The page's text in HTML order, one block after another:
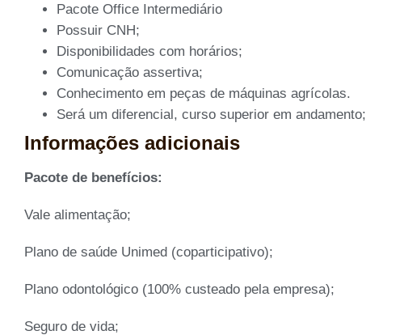
Pacote Office Intermediário
Possuir CNH;
Disponibilidades com horários;
Comunicação assertiva;
Conhecimento em peças de máquinas agrícolas.
Será um diferencial, curso superior em andamento;
Informações adicionais
Pacote de benefícios:
Vale alimentação;
Plano de saúde Unimed (coparticipativo);
Plano odontológico (100% custeado pela empresa);
Seguro de vida;